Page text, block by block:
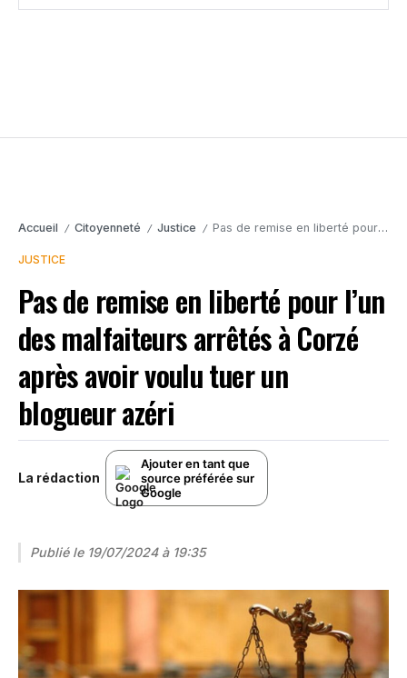
Accueil / Citoyenneté / Justice / Pas de remise en liberté pour l’un des malfaiteurs arrêtés à Corzé après avoir voulu tuer un blogueur azéri
JUSTICE
Pas de remise en liberté pour l’un
des malfaiteurs arrêtés à Corzé
après avoir voulu tuer un
blogueur azéri
La rédaction
Ajouter en tant que
source préférée sur
Google
Publié le 19/07/2024 à 19:35